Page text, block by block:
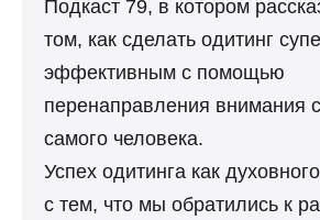
Подкаст 79, в котором
том, как сделать одитинг
эффективным с помощью
перенаправления внимания
самого человека.
Успех одитинга как
с тем, что мы обратились к